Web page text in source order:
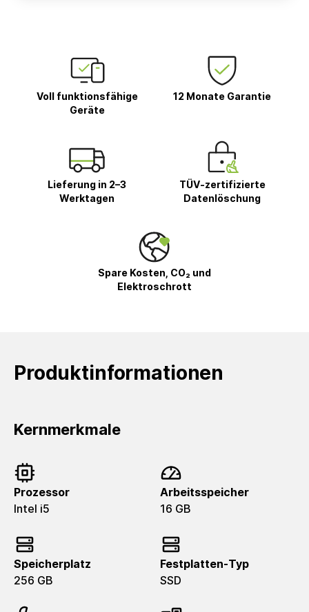
Voll funktionsfähige
Geräte
12 Monate Garantie
Lieferung in 2–3
Werktagen
TÜV-zertifizierte
Datenlöschung
Spare Kosten, CO₂ und
Elektroschrott
Produktinformationen
Kernmerkmale
Prozessor
Intel i5
Arbeitsspeicher
16 GB
Speicherplatz
256 GB
Festplatten-Typ
SSD